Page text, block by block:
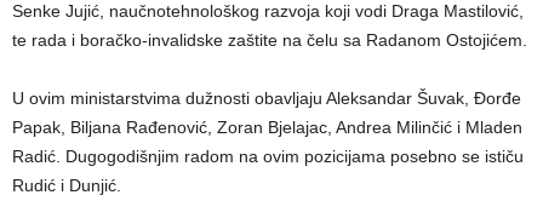
Senke Jujić, naučnotehnološkog razvoja koji vodi Draga Mastilović,
te rada i boračko-invalidske zaštite na čelu sa Radanom Ostojićem.
U ovim ministarstvima dužnosti obavljaju Aleksandar Šuvak, Đorđe
Papak, Biljana Rađenović, Zoran Bjelajac, Andrea Milinčić i Mladen
Radić. Dugogodišnjim radom na ovim pozicijama posebno se ističu
Rudić i Dunjić.